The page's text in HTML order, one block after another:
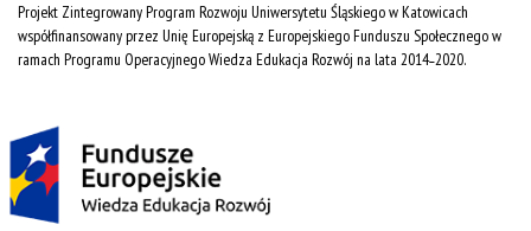
Projekt Zintegrowany Program Rozwoju Uniwersytetu Śląskiego w Katowicach
współfinansowany przez Unię Europejską z Europejskiego Funduszu Społecznego w
ramach Programu Operacyjnego Wiedza Edukacja Rozwój na lata 2014˗2020.